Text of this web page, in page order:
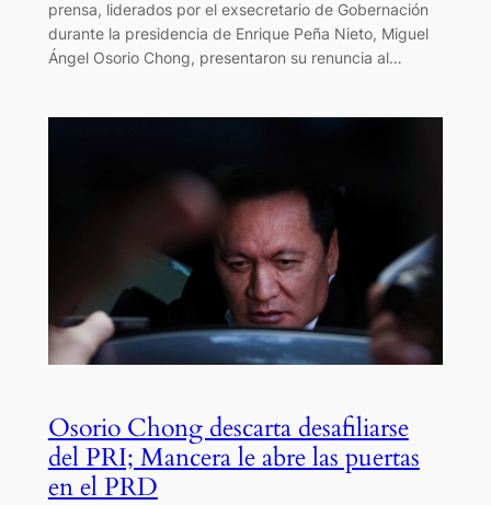
prensa, liderados por el exsecretario de Gobernación
durante la presidencia de Enrique Peña Nieto, Miguel
Ángel Osorio Chong, presentaron su renuncia al…
Osorio Chong descarta desafiliarse
del PRI; Mancera le abre las puertas
en el PRD